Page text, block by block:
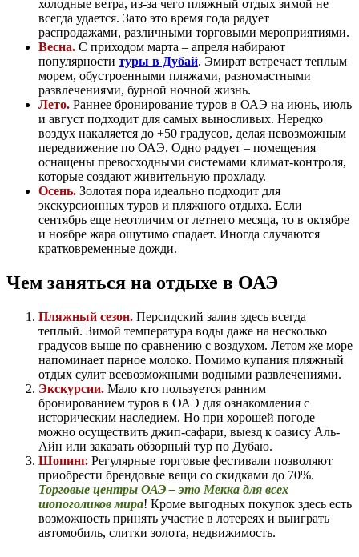
холодные ветра, из-за чего пляжный отдых зимой не
всегда удается. Зато это время года радует
распродажами, различными торговыми мероприятиями.
Весна. С приходом марта – апреля набирают
популярности туры в Дубай. Эмират встречает теплым
морем, обустроенными пляжами, разномастными
развлечениями, бурной ночной жизнь.
Лето. Раннее бронирование туров в ОАЭ на июнь, июль
и август подходит для самых выносливых. Нередко
воздух накаляется до +50 градусов, делая невозможным
передвижение по ОАЭ. Одно радует – помещения
оснащены превосходными системами климат-контроля,
которые создают живительную прохладу.
Осень. Золотая пора идеально подходит для
экскурсионных туров и пляжного отдыха. Если
сентябрь еще неотличим от летнего месяца, то в октябре
и ноябре жара ощутимо спадает. Иногда случаются
кратковременные дожди.
Чем заняться на отдыхе в ОАЭ
Пляжный сезон. Персидский залив здесь всегда
теплый. Зимой температура воды даже на несколько
градусов выше по сравнению с воздухом. Летом же море
напоминает парное молоко. Помимо купания пляжный
отдых сулит всевозможными водными развлечениями.
Экскурсии. Мало кто пользуется ранним
бронированием туров в ОАЭ для ознакомления с
историческим наследием. Но при хорошей погоде
можно осуществить джип-сафари, выезд к оазису Аль-
Айн или заказать обзорный тур по Дубаю.
Шопинг. Регулярные торговые фестивали позволяют
приобрести брендовые вещи со скидками до 70%.
Торговые центры ОАЭ – это Мекка для всех
шопоголиков мира! Кроме выгодных покупок здесь есть
возможность принять участие в лотереях и выиграть
автомобиль, слитки золота, недвижимость.